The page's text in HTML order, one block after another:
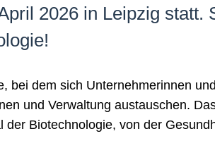
2026 in Leipzig statt.
bei dem sich Unternehmerinnen
und Verwaltung austauschen.
Biotechnologie, von der